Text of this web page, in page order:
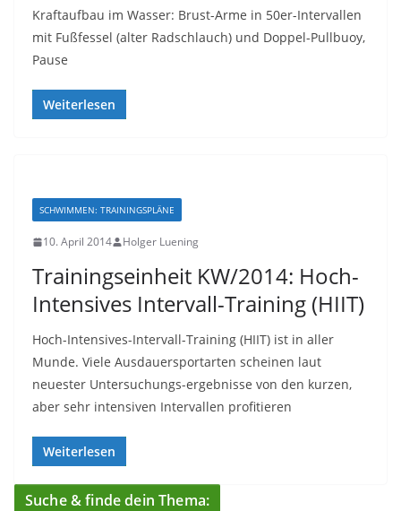
Kraftaufbau im Wasser: Brust-Arme in 50er-Intervallen
mit Fußfessel (alter Radschlauch) und Doppel-Pullbuoy,
Pause
Weiterlesen
SCHWIMMEN: TRAININGSPLÄNE
10. April 2014 Holger Luening
Trainingseinheit KW/2014: Hoch-
Intensives Intervall-Training (HIIT)
Hoch-Intensives-Intervall-Training (HIIT) ist in aller
Munde. Viele Ausdauersportarten scheinen laut
neuester Untersuchungs-ergebnisse von den kurzen,
aber sehr intensiven Intervallen profitieren
Weiterlesen
Suche & finde dein Thema: